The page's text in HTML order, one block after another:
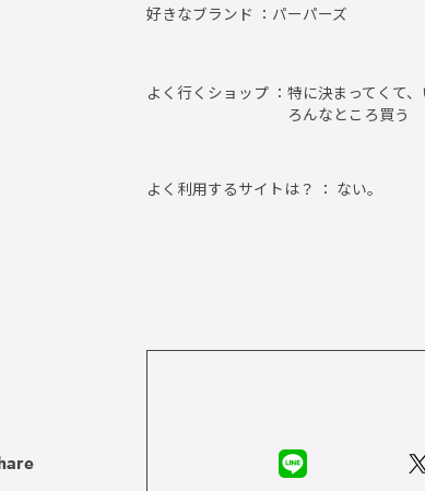
好きなブランド ： パーパーズ
よく行くショップ ：特に決まってくて、
ろんなところ買う
よく利用するサイトは？ ： ない。